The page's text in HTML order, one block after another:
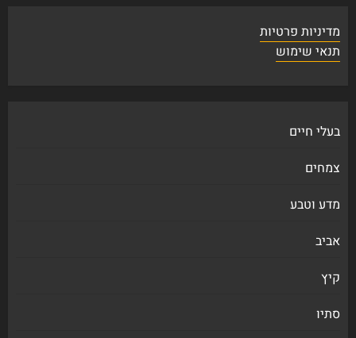
מדיניות פרטיות
תנאי שימוש
בעלי חיים
צמחים
מדע וטבע
אביב
קיץ
סתיו